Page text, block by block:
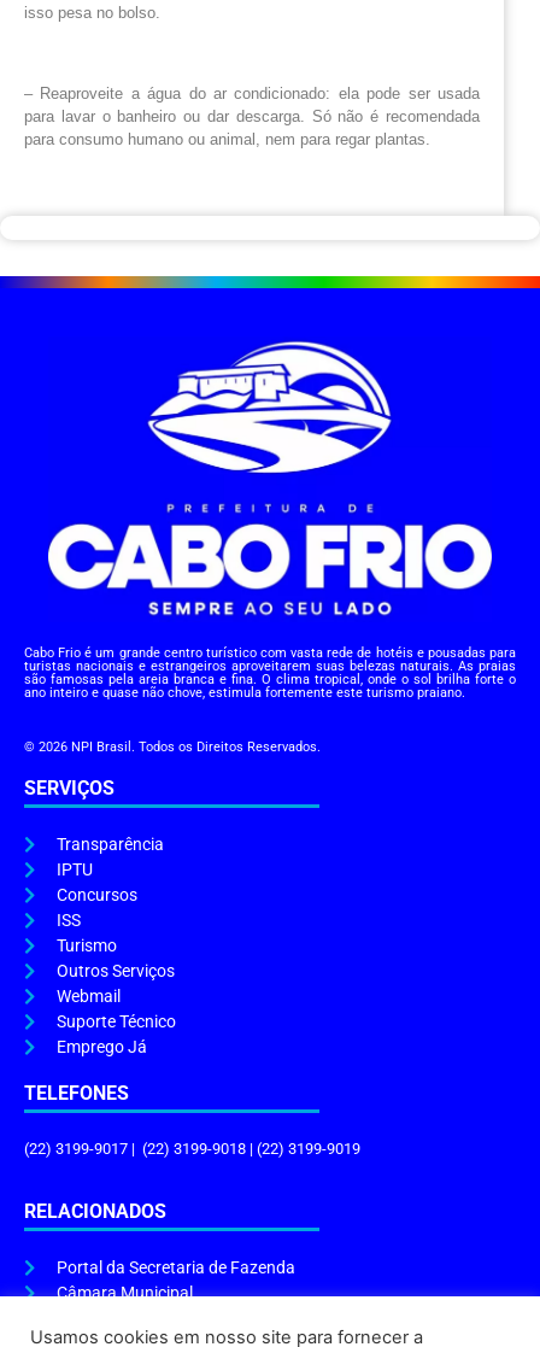
isso pesa no bolso.
– Reaproveite a água do ar condicionado: ela pode ser usada
para lavar o banheiro ou dar descarga. Só não é recomendada
para consumo humano ou animal, nem para regar plantas.
Cabo Frio é um grande centro turístico com vasta rede de hotéis e pousadas para
turistas nacionais e estrangeiros aproveitarem suas belezas naturais. As praias
são famosas pela areia branca e fina. O clima tropical, onde o sol brilha forte o
ano inteiro e quase não chove, estimula fortemente este turismo praiano.
© 2026 NPI Brasil. Todos os Direitos Reservados.
SERVIÇOS
Transparência
IPTU
Concursos
ISS
Turismo
Outros Serviços
Webmail
Suporte Técnico
Emprego Já
TELEFONES
(22) 3199-9017 | (22) 3199-9018 | (22) 3199-9019
RELACIONADOS
Portal da Secretaria de Fazenda
Câmara Municipal
Usamos cookies em nosso site para fornecer a